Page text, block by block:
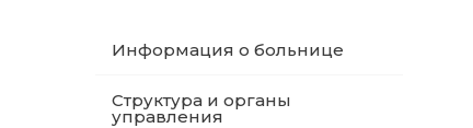
Информация о больнице
Структура и органы
управления